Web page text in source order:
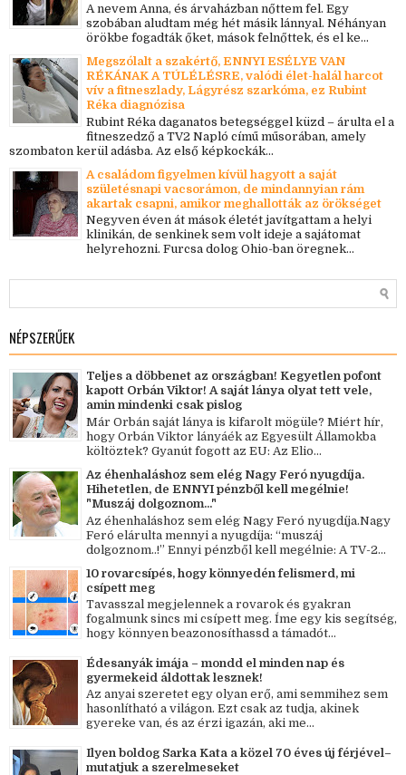
A nevem Anna, és árvaházban nőttem fel. Egy
szobában aludtam még hét másik lánnyal. Néhányan
örökbe fogadták őket, mások felnőttek, és el ke...
Megszólalt a szakértő, ENNYI ESÉLYE VAN
RÉKÁNAK A TÚLÉLÉSRE, valódi élet-halál harcot
vív a fitneszlady, Lágyrész szarkóma, ez Rubint
Réka diagnózisa
Rubint Réka daganatos betegséggel küzd – árulta el a
fitneszedző a TV2 Napló című műsorában, amely
szombaton kerül adásba. Az első képkockák...
A családom figyelmen kívül hagyott a saját
születésnapi vacsorámon, de mindannyian rám
akartak csapni, amikor meghallották az örökséget
Negyven éven át mások életét javítgattam a helyi
klinikán, de senkinek sem volt ideje a sajátomat
helyrehozni. Furcsa dolog Ohio-ban öregnek...
NÉPSZERŰEK
Teljes a döbbenet az országban! Kegyetlen pofont
kapott Orbán Viktor! A saját lánya olyat tett vele,
amin mindenki csak pislog
Már Orbán saját lánya is kifarolt mögüle? Miért hír,
hogy Orbán Viktor lányáék az Egyesült Államokba
költöztek? Gyanút fogott az EU: Az Elio...
Az éhenhaláshoz sem elég Nagy Feró nyugdíja.
Hihetetlen, de ENNYI pénzből kell megélnie!
"Muszáj dolgoznom..."
Az éhenhaláshoz sem elég Nagy Feró nyugdíja.Nagy
Feró elárulta mennyi a nyugdíja: “muszáj
dolgoznom..!” Ennyi pénzből kell megélnie: A TV-2...
10 rovarcsípés, hogy könnyedén felismerd, mi
csípett meg
Tavasszal megjelennek a rovarok és gyakran
fogalmunk sincs mi csípett meg. Íme egy kis segítség,
hogy könnyen beazonosíthassd a támadót...
Édesanyák imája – mondd el minden nap és
gyermekeid áldottak lesznek!
Az anyai szeretet egy olyan erő, ami semmihez sem
hasonlítható a világon. Ezt csak az tudja, akinek
gyereke van, és az érzi igazán, aki me...
Ilyen boldog Sarka Kata a közel 70 éves új férjével–
mutatjuk a szerelmeseket